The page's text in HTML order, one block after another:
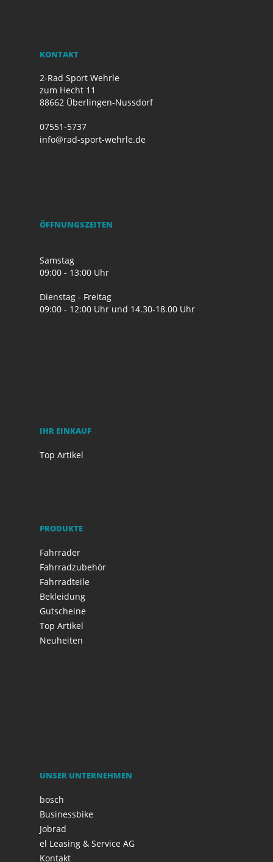
KONTAKT
2-Rad Sport Wehrle
zum Hecht 11
88662 Überlingen-Nussdorf
07551-5737
info@rad-sport-wehrle.de
ÖFFNUNGSZEITEN
Samstag
09:00 - 13:00 Uhr
Dienstag - Freitag
09:00 - 12:00 Uhr und 14.30-18.00 Uhr
IHR EINKAUF
Top Artikel
PRODUKTE
Fahrräder
Fahrradzubehör
Fahrradteile
Bekleidung
Gutscheine
Top Artikel
Neuheiten
UNSER UNTERNEHMEN
bosch
Businessbike
Jobrad
el Leasing & Service AG
Kontakt